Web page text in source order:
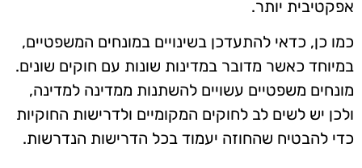
אפקטיבית יותר.
כמו כן, כדאי להתעדכן בשינויים במונחים המשפטיים,
במיוחד כאשר מדובר במדינות שונות עם חוקים שונים.
מונחים משפטיים עשויים להשתנות ממדינה למדינה,
ולכן יש לשים לב לחוקים המקומיים ולדרישות החוקיות
כדי להבטיח שהחוזה יעמוד בכל הדרישות הנדרשות.